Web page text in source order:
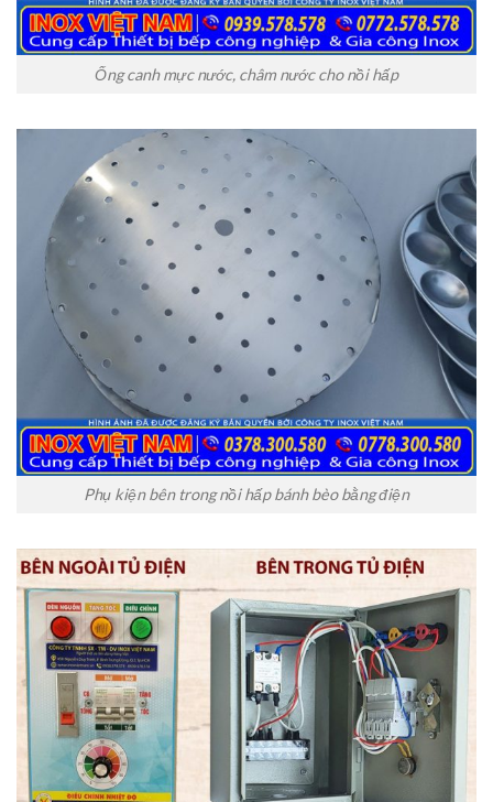
Ống canh mực nước, châm nước cho nồi hấp
Phụ kiện bên trong nồi hấp bánh bèo bằng điện